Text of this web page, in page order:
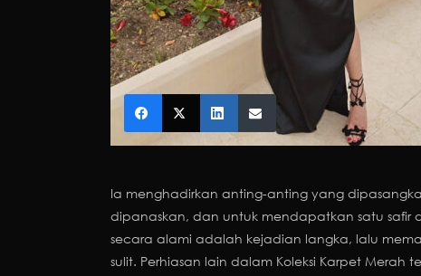
Ia menghadirkan anting-anting yang
dipanaskan, dan untuk mendapatkan satu
secara alami adalah kejadian langka, lalu
sulit. Perhiasan lain dalam Koleksi Karpet Merah